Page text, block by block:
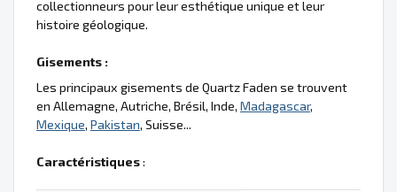
collectionneurs pour leur esthétique unique et leur
histoire géologique.
Gisements :
Les principaux gisements de Quartz Faden se trouvent
en Allemagne, Autriche, Brésil, Inde, Madagascar,
Mexique, Pakistan, Suisse...
Caractéristiques: